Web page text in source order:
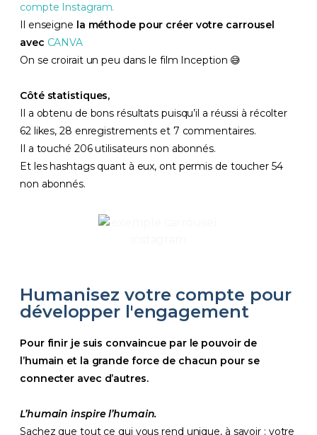
compte Instagram.
Il enseigne la méthode pour créer votre carrousel
avec CANVA
On se croirait un peu dans le film Inception 😅
Côté statistiques,
Il a obtenu de bons résultats puisqu’il a réussi à récolter
62 likes, 28 enregistrements et 7 commentaires.
Il a touché 206 utilisateurs non abonnés.
Et les hashtags quant à eux, ont permis de toucher 54
non abonnés.
Humanisez votre compte pour
développer l'engagement
Pour finir je suis convaincue par le pouvoir de
l’humain et la grande force de chacun pour se
connecter avec d’autres.
L’humain inspire l’humain.
Sachez que tout ce qui vous rend unique, à savoir : votre